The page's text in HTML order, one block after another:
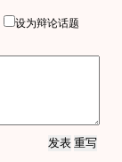
设为辩论话题